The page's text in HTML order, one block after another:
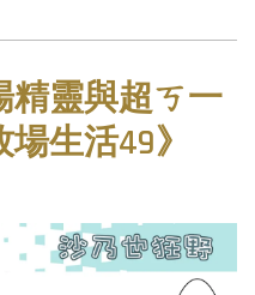
精靈與超ㄎ一
生活49》